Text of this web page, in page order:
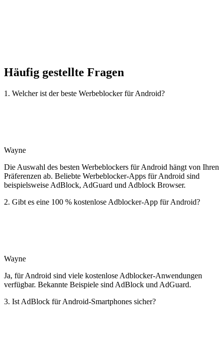
Häufig gestellte Fragen
1. Welcher ist der beste Werbeblocker für Android?
Wayne
Die Auswahl des besten Werbeblockers für Android hängt von Ihren
Präferenzen ab. Beliebte Werbeblocker-Apps für Android sind
beispielsweise AdBlock, AdGuard und Adblock Browser.
2. Gibt es eine 100 % kostenlose Adblocker-App für Android?
Wayne
Ja, für Android sind viele kostenlose Adblocker-Anwendungen
verfügbar. Bekannte Beispiele sind AdBlock und AdGuard.
3. Ist AdBlock für Android-Smartphones sicher?